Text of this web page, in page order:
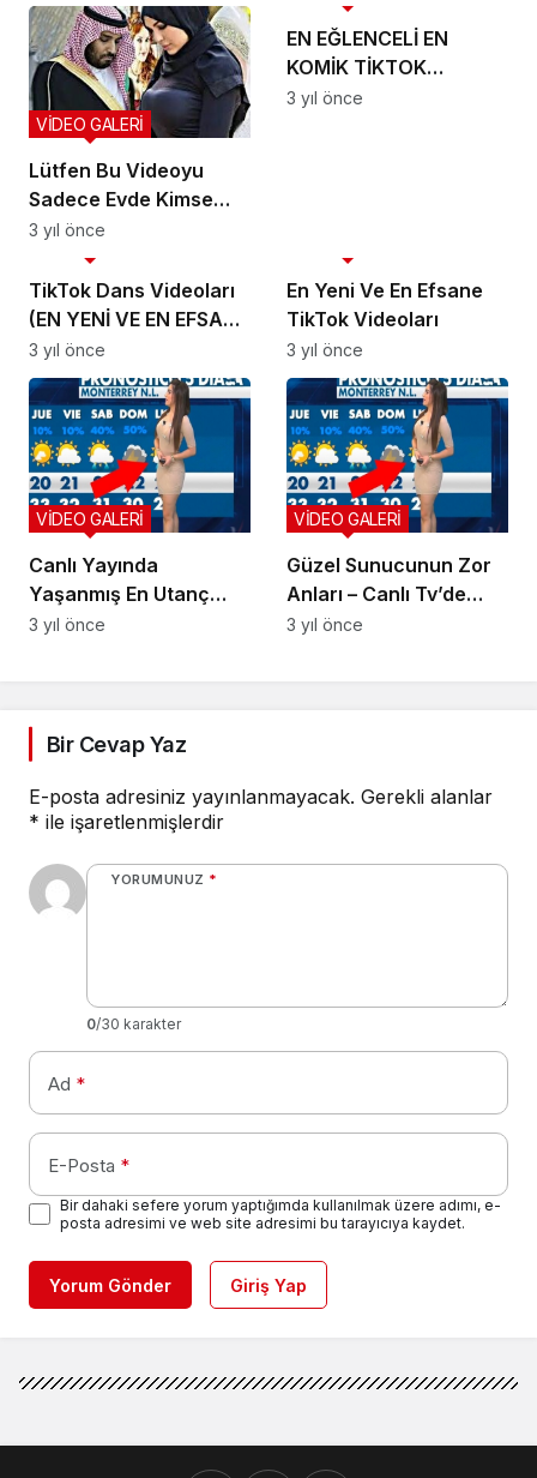
Lütfen Bu Videoyu
Sadece Evde Kimse
Yoksa İzleyin
VİDEO GALERİ
3 yıl önce
EN EĞLENCELİ EN
KOMİK TİKTOK
VİDEOLARI |
3 yıl önce
TikTok Dans Videoları
(EN YENİ VE EN EFSANE
DANS VİDEOLARI
VİDEO GALERİ
3 yıl önce
En Yeni Ve En Efsane
TikTok Videoları
3 yıl önce
Canlı Yayında
Yaşanmış En Utanç
Verici ve Can Alıcı 11
VİDEO GALERİ
3 yıl önce
Güzel Sunucunun Zor
Anları – Canlı Tv’de
Yaşanmış Utanç Verici
VİDEO GALERİ
3 yıl önce
Bir Cevap Yaz
E-posta adresiniz yayınlanmayacak. Gerekli alanlar
* ile işaretlenmişlerdir
YORUMUNUZ *
0/30 karakter
Ad *
E-Posta *
Bir dahaki sefere yorum yaptığımda kullanılmak üzere adımı, e-
posta adresimi ve web site adresimi bu tarayıcıya kaydet.
Yorum Gönder Giriş Yap